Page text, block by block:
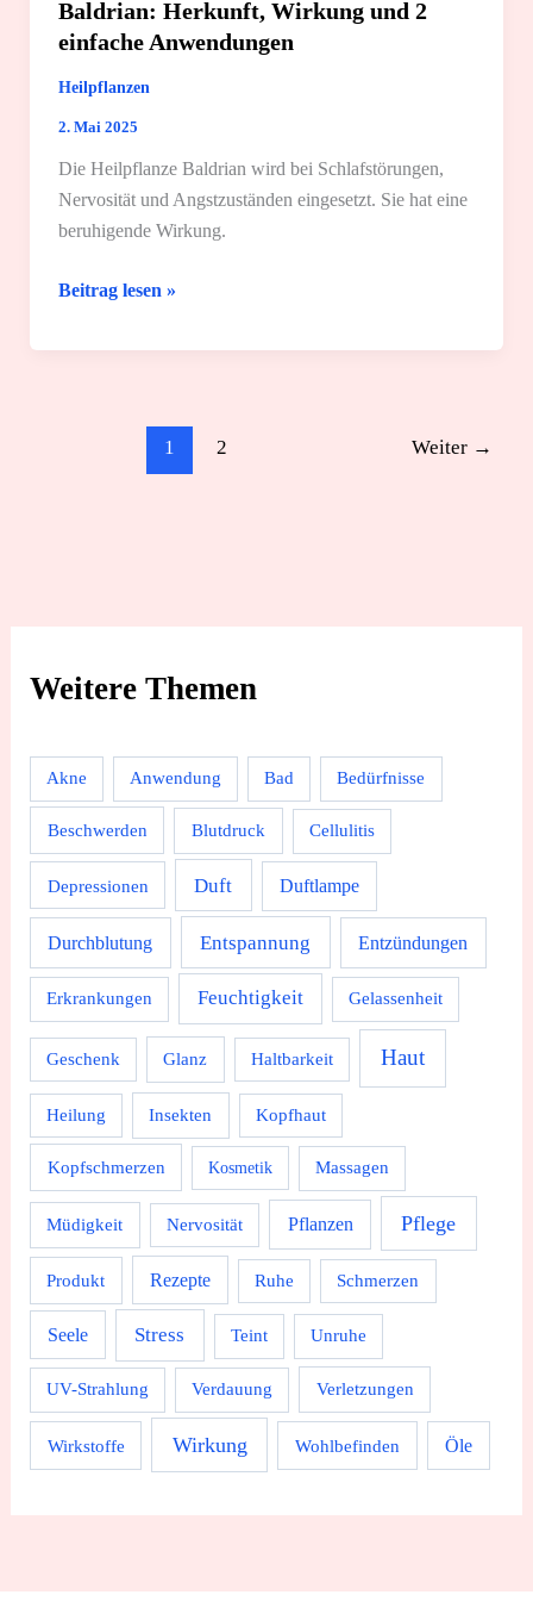
Weitere Themen
Akne Anwendung Bad Bedürfnisse
Beschwerden Blutdruck Cellulitis
Depressionen Duft Duftlampe
Durchblutung Entspannung Entzündungen
Erkrankungen Feuchtigkeit Gelassenheit
Geschenk Glanz Haltbarkeit Haut
Heilung Insekten Kopfhaut
Kopfschmerzen Kosmetik Massagen
Müdigkeit Nervosität Pflanzen Pflege
Produkt Rezepte Ruhe Schmerzen
Seele Stress Teint Unruhe
UV-Strahlung Verdauung Verletzungen
Wirkstoffe Wirkung Wohlbefinden Öle
Baldrian: Herkunft, Wirkung und 2
einfache Anwendungen
Heilpflanzen
2. Mai 2025
Die Heilpflanze Baldrian wird bei Schlafstörungen,
Nervosität und Angstzuständen eingesetzt. Sie hat eine
beruhigende Wirkung.
Baldrian:
Wirkung
Anwendungen
Beitrag lesen »
1 2 Weiter →